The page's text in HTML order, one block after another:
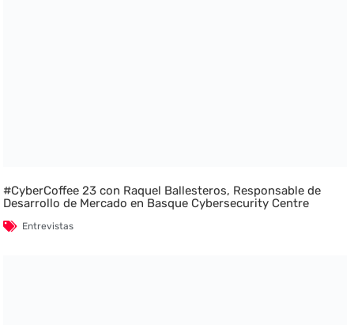
#CyberCoffee 23 con Raquel Ballesteros, Responsable de
Desarrollo de Mercado en Basque Cybersecurity Centre
Entrevistas